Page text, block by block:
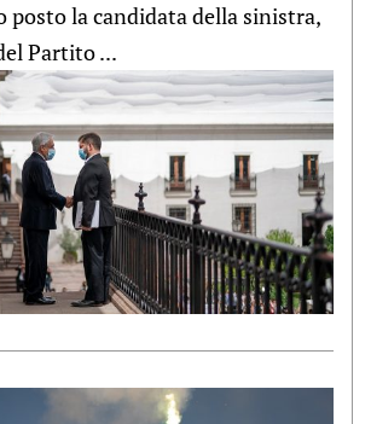
posto la candidata della sinistra,
Partito ...